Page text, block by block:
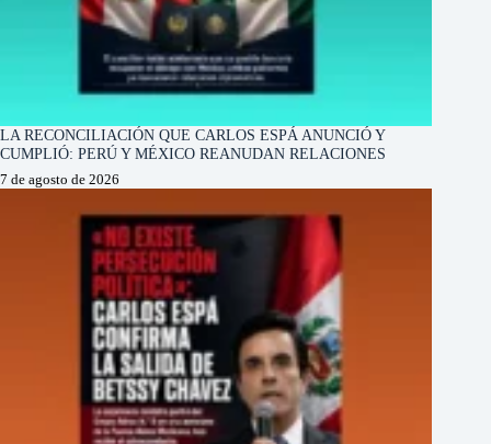
LA RECONCILIACIÓN QUE CARLOS ESPÁ ANUNCIÓ Y
CUMPLIÓ: PERÚ Y MÉXICO REANUDAN RELACIONES
7 de agosto de 2026